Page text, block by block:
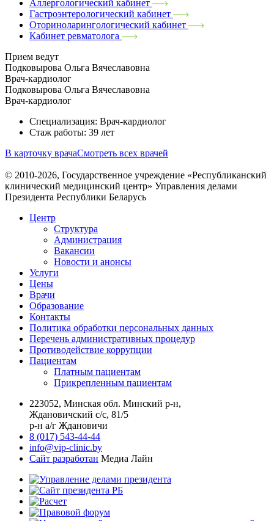
Аллергологический кабинет
Гастроэнтерологический кабинет
Оториноларингологический кабинет
Кабинет ревматолога
Прием ведут
Подковырова Ольга Вячеславовна
Врач-кардиолог
Подковырова Ольга Вячеславовна
Врач-кардиолог
Специализация: Врач-кардиолог
Стаж работы: 39 лет
В карточку врачаСмотреть всех врачей
© 2010-2026, Государственное учреждение «Республиканский
клинический медицинский центр» Управления делами
Президента Республики Беларусь
Центр
Структура
Администрация
Вакансии
Новости и анонсы
Услуги
Цены
Врачи
Образование
Контакты
Политика обработки персональных данных
Перечень административных процедур
Противодействие коррупции
Пациентам
Платным пациентам
Прикрепленным пациентам
223052, Минская обл. Минский р-н,
Ждановичский с/с, 81/5
р-н а/г Ждановичи
8 (017) 543-44-44
info@vip-clinic.by
Сайт разработан Медиа Лайн